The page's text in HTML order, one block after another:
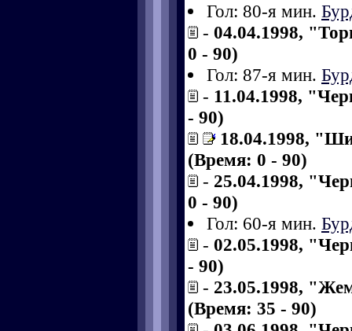
Гол: 80-я мин.
- 04.04.1998,
0 - 90)
Гол: 87-я мин.
- 11.04.1998,
- 90)
18.04.1998,
(Время: 0 - 90)
- 25.04.1998,
0 - 90)
Гол: 60-я мин.
- 02.05.1998,
- 90)
- 23.05.1998,
(Время: 35 - 90)